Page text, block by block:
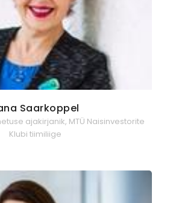
Saarkoppel
ajakirjanik, MTÜ Naisinvestorite
Klubi tiimiliige